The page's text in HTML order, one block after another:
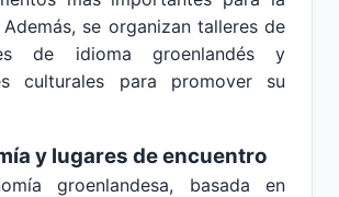
se organizan talleres de
de idioma groenlandés y
culturales para promover su
y lugares de encuentro
groenlandesa, basada en